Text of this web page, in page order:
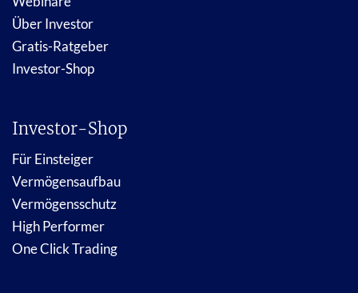
Über Investor
Gratis-Ratgeber
Investor-Shop
Investor-Shop
Für Einsteiger
Vermögensaufbau
Vermögensschutz
High Performer
One Click Trading